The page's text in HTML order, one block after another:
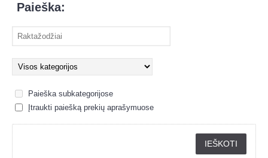
Paieška:
Paieška subkategorijose
Įtraukti paiešką prekių aprašymuose